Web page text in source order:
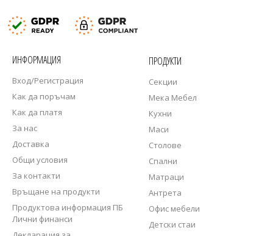
ИНФОРМАЦИЯ
Вход/Регистрация
Как да поръчам
Как да платя
За нас
Доставка
Общи условия
За контакти
Връщане на продукти
Продуктова информация ПБ
Лични финанси
ПРОДУКТИ
Секции
Мека Мебел
Кухни
Маси
Столове
Спални
Матраци
Антрета
Офис мебели
Детски стаи